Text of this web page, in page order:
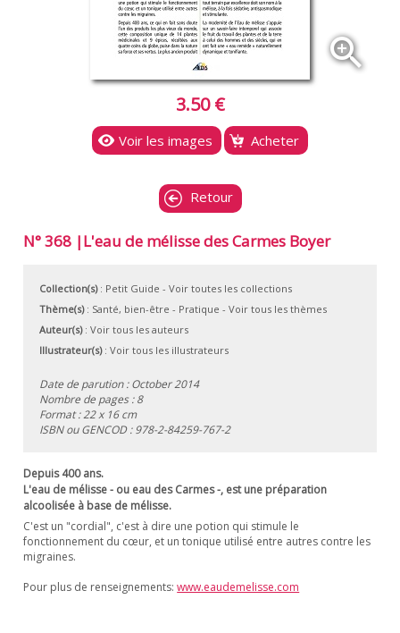
zoom_in
3.50 €
Voir les images Acheter
Retour
N° 368 |L'eau de mélisse des Carmes Boyer
Collection(s): Petit Guide - Voir toutes les collections
Thème(s): Santé, bien-être - Pratique - Voir tous les thèmes
Auteur(s): Voir tous les auteurs
Illustrateur(s): Voir tous les illustrateurs
Date de parution : October 2014
Nombre de pages : 8
Format : 22 x 16 cm
ISBN ou GENCOD :978-2-84259-767-2
Depuis 400 ans.
L'eau de mélisse - ou eau des Carmes -, est une préparation
alcoolisée à base de mélisse.
C'est un "cordial", c'est à dire une potion qui stimule le
fonctionnement du cœur, et un tonique utilisé entre autres contre les
migraines.
Pour plus de renseignements:www.eaudemelisse.com